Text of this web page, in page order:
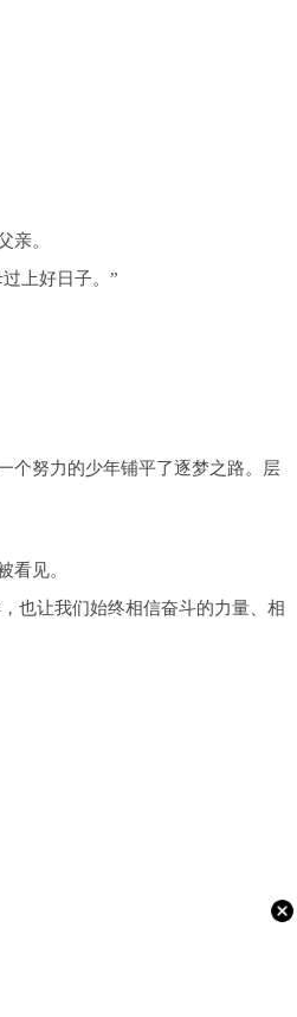
亲。
上好日子。”
个努力的少年铺平了逐梦之路。层
看见。
也让我们始终相信奋斗的力量、相